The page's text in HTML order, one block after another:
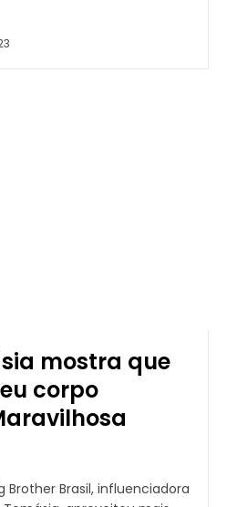
mostra que
corpo
Brasil, influenciadora